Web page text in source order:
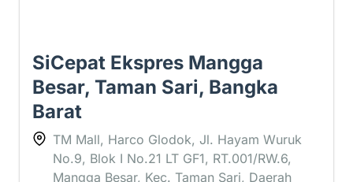
SiCepat Ekspres Mangga
Besar, Taman Sari, Bangka
Barat
TM Mall, Harco Glodok, Jl. Hayam Wuruk
No.9, Blok I No.21 LT GF1, RT.001/RW.6,
Mangga Besar, Kec. Taman Sari, Daerah